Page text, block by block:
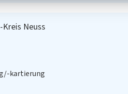
Neuss
kartierung